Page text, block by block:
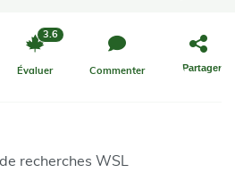
Évaluer
3.6
Commenter Partager
recherches WSL